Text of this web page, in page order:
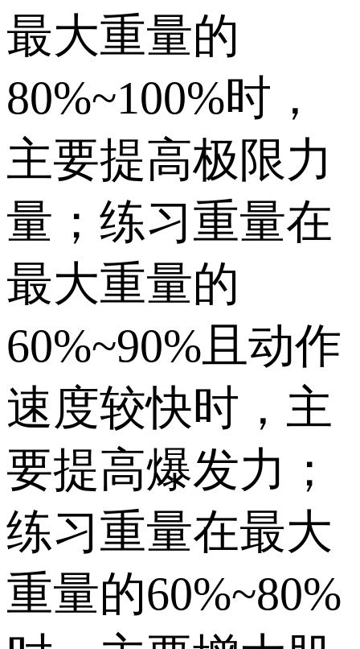
最大重量的
80%~100%时，
主要提高极限力
量；练习重量在
最大重量的
60%~90%且动作
速度较快时，主
要提高爆发力；
练习重量在最大
重量的60%~80%